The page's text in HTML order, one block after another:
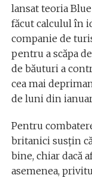
lansat teoria
făcut calculul în
companie de
pentru a scăpa
de băuturi a
cea mai
de luni din
Pentru
britanici susțin
bine, chiar dacă
asemenea,